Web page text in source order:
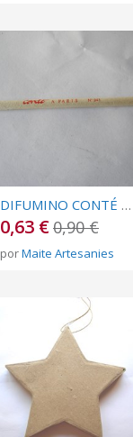
DIFUMINO CONTÉ Nº 941
0,63 €0,90 €
porMaite Artesanies